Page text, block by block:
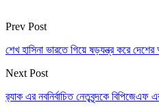
Prev Post
শেখ হাসিনা ভারতে গিয়ে ষড়যন্ত্র করে
Next Post
র‌্যাক এর নবনির্বাচিত নেতৃবৃন্দকে বিপিজেএফ